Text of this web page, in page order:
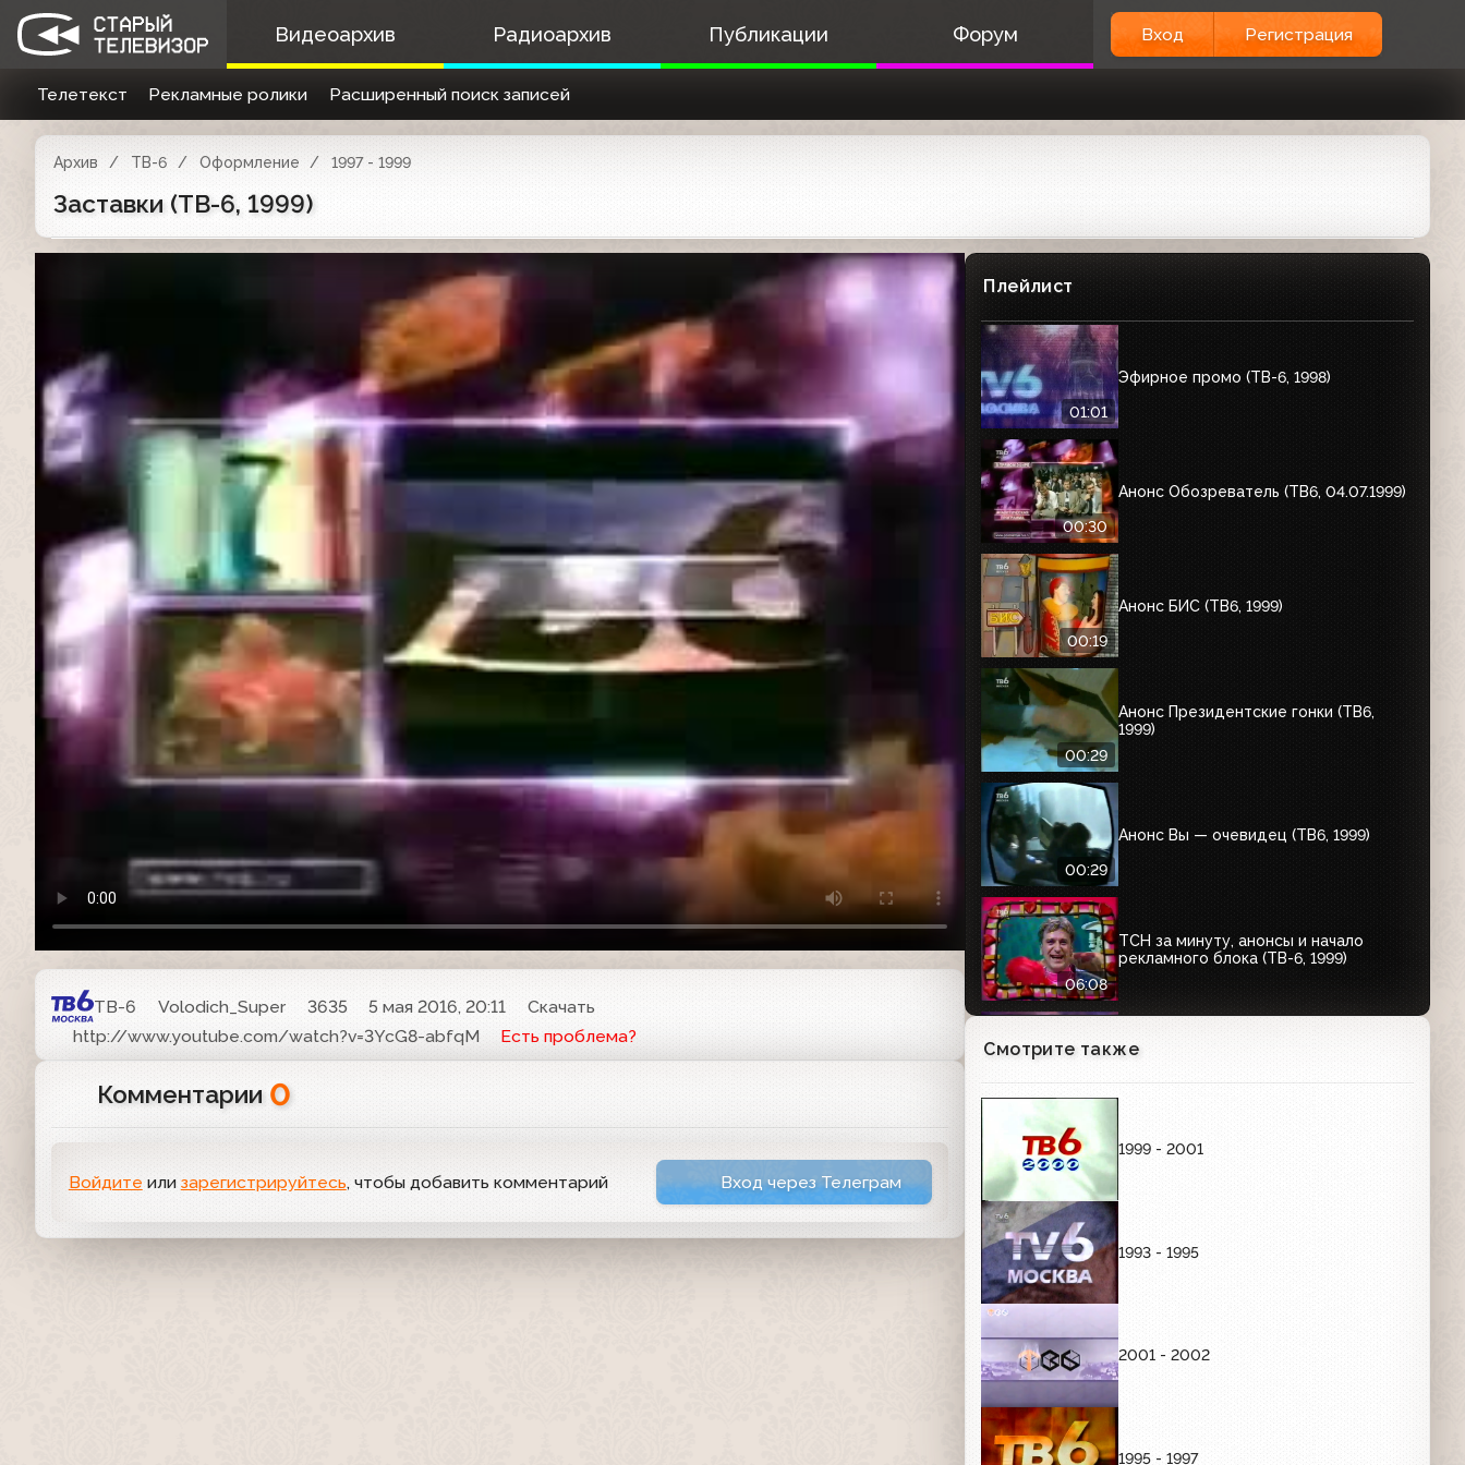
Видеоархив Радиоархив Публикации Форум Вход Регистрация
Телетекст Рекламные ролики Расширенный поиск записей
Архив ТВ-6 Оформление 1997 - 1999
Заставки (ТВ-6, 1999)
ТВ-6 Volodich_Super 3635 5 мая 2016, 20:11
Скачать
http://www.youtube.com/watch?v=3YcG8-abfqM
Есть проблема?
Комментарии 0
Войдите или зарегистрируйтесь, чтобы добавить комментарий Вход через Телеграм
Плейлист
01:01
Эфирное промо (ТВ-6, 1998)
00:30
Анонс Обозреватель (ТВ6, 04.07.1999)
00:19
Анонс БИС (ТВ6, 1999)
00:29
Анонс Президентские гонки (ТВ6,
1999)
00:29
Анонс Вы — очевидец (ТВ6, 1999)
06:08
ТСН за минуту, анонсы и начало
рекламного блока (ТВ-6, 1999)
02:25
Анонсы и заставка "Далее" (ТВ-6,
30.08.1997) "Девушка с коробкой",
"Новая Москва", "Добровольцы",
01:50
03:45
Смотрите также
1999 - 2001
1993 - 1995
2001 - 2002
1995 - 1997